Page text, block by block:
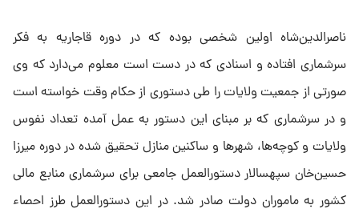
ناصرالدین‌شاه اولین شخصی بوده که در دوره قاجاریه به فکر
سرشماری افتاده و اسنادی که در دست است معلوم می‌دارد که وی
صورتی از جمعیت ولایات را طی دستوری از حکام وقت خواسته است
و در سرشماری که بر مبنای این دستور به عمل آمده تعداد نفوس
ولایات و کوچه‌ها، شهرها و ساکنین منازل تحقیق شده در دوره میرزا
حسین‌خان سپهسالار دستورالعمل جامعی برای سرشماری منابع مالی
کشور به ماموران دولت صادر شد. در این دستورالعمل طرز احصاء